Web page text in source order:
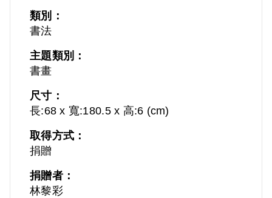
類別：
書法
主題類別：
書畫
尺寸：
長:68 x 寬:180.5 x 高:6 (cm)
取得方式：
捐贈
捐贈者：
林黎彩